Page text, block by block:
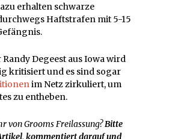
erhalten schwarze
Haftstrafen mit 5-15
Degeest aus Iowa wird
kritisiert und es sind sogar
im Netz zirkuliert, um
zu entheben.
von Grooms Freilassung?Bitte
kommentiert darauf und